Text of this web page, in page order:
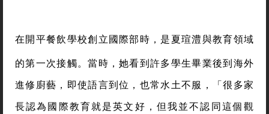
在開平餐飲學校創立國際部時，是夏瑄澧與教育領域
的第一次接觸。當時，她看到許多學生畢業後到海外
進修廚藝，即使語言到位，也常水土不服，「很多家
長認為國際教育就是英文好，但我並不認同這個觀